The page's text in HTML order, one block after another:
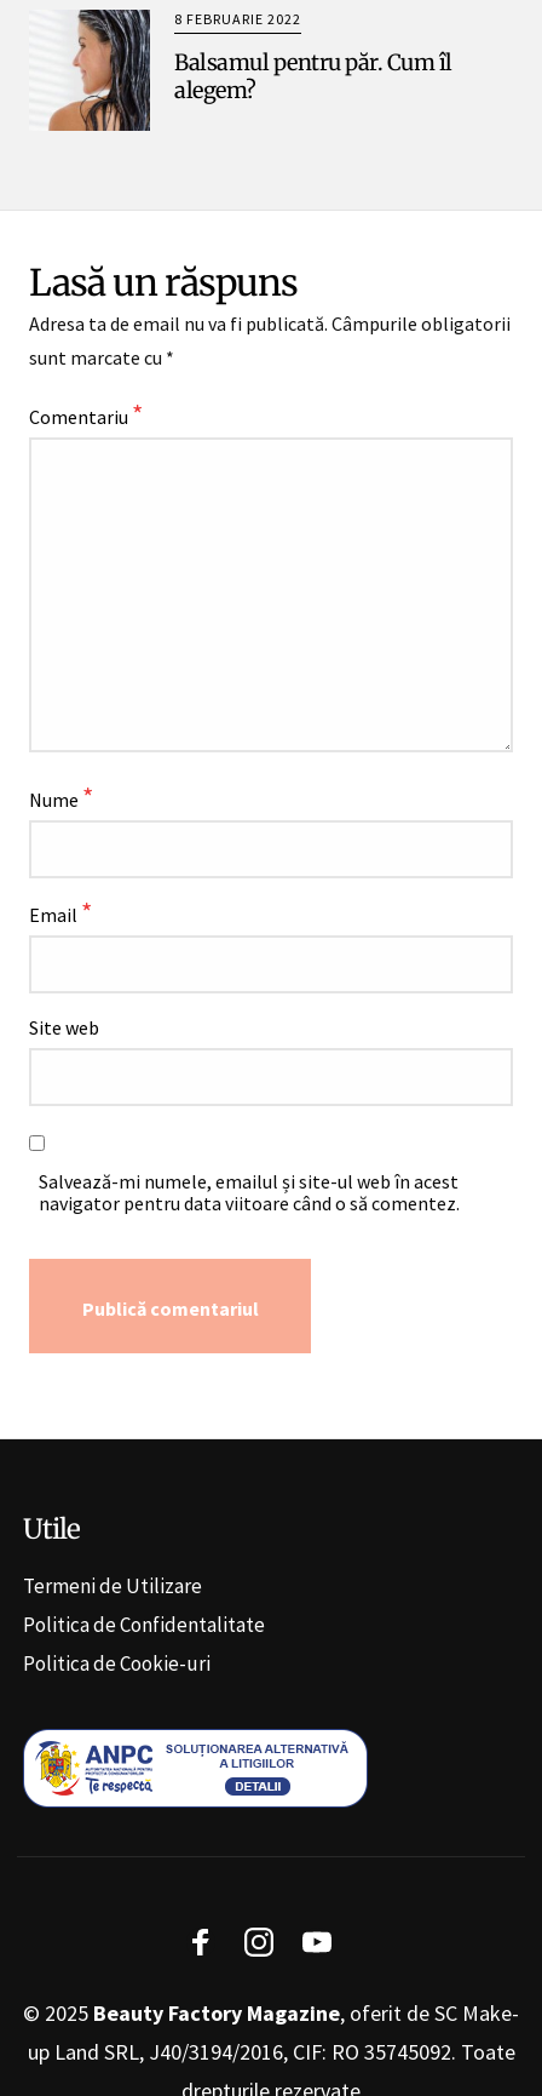
8 FEBRUARIE 2022
Balsamul pentru păr. Cum îl
alegem?
Lasă un răspuns
Adresa ta de email nu va fi publicată. Câmpurile obligatorii
sunt marcate cu *
Comentariu *
Nume *
Email *
Site web
Salvează-mi numele, emailul și site-ul web în acest
navigator pentru data viitoare când o să comentez.
Utile
Termeni de Utilizare
Politica de Confidentalitate
Politica de Cookie-uri
© 2025 Beauty Factory Magazine, oferit de SC Make-
up Land SRL, J40/3194/2016, CIF: RO 35745092. Toate